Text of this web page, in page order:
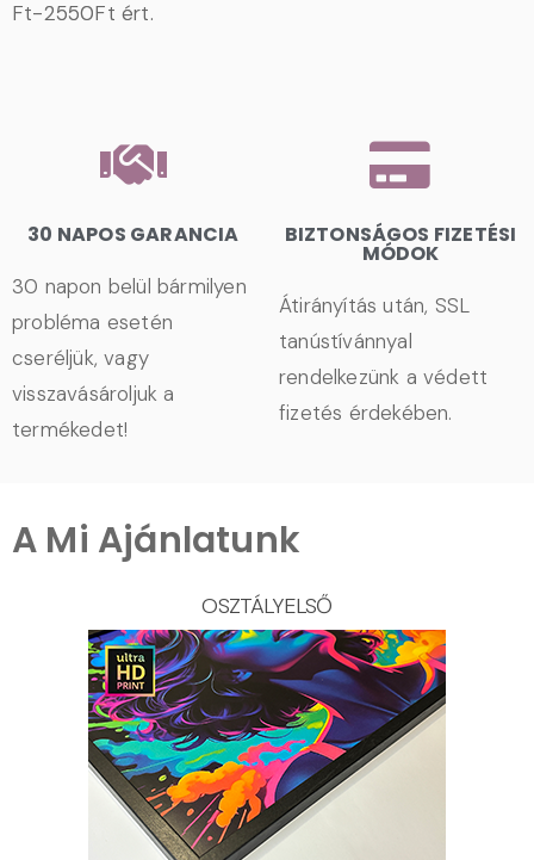
Ft-2550Ft ért.
30 NAPOS GARANCIA
30 napon belül bármilyen
probléma esetén
cseréljük, vagy
visszavásároljuk a
termékedet!
BIZTONSÁGOS FIZETÉSI
MÓDOK
Átirányítás után, SSL
tanústívánnyal
rendelkezünk a védett
fizetés érdekében.
A Mi Ajánlatunk
OSZTÁLYELSŐ